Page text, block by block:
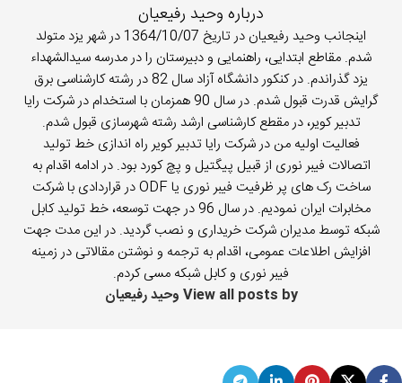
درباره وحید رفیعیان
اینجانب وحید رفیعیان در تاریخ 1364/10/07 در شهر یزد متولد
شدم. مقاطع ابتدایی، راهنمایی و دبیرستان را در مدرسه سیدالشهداء
یزد گذراندم. در کنکور دانشگاه آزاد سال 82 در رشته کارشناسی برق
گرایش قدرت قبول شدم. در سال 90 همزمان با استخدام در شرکت رایا
تدبیر کویر، در مقطع کارشناسی ارشد رشته شهرسازی قبول شدم.
فعالیت اولیه من در شرکت رایا تدبیر کویر راه اندازی خط تولید
اتصالات فیبر نوری از قبیل پیگتیل و پچ کورد بود. در ادامه اقدام به
ساخت رک های پر ظرفیت فیبر نوری یا ODF در قراردادی با شرکت
مخابرات ایران نمودیم. در سال 96 در جهت توسعه، خط تولید کابل
شبکه توسط مدیران شرکت خریداری و نصب گردید. در این مدت جهت
افزایش اطلاعات عمومی، اقدام به ترجمه و نوشتن مقالاتی در زمینه
فیبر نوری و کابل شبکه مسی کردم.
View all posts by وحید رفیعیان